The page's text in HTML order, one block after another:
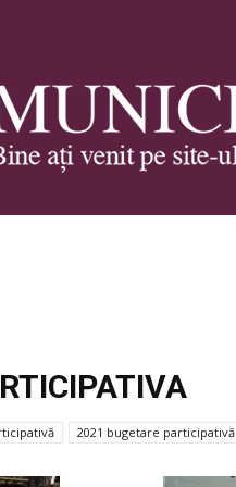
2021 bugetare participativă